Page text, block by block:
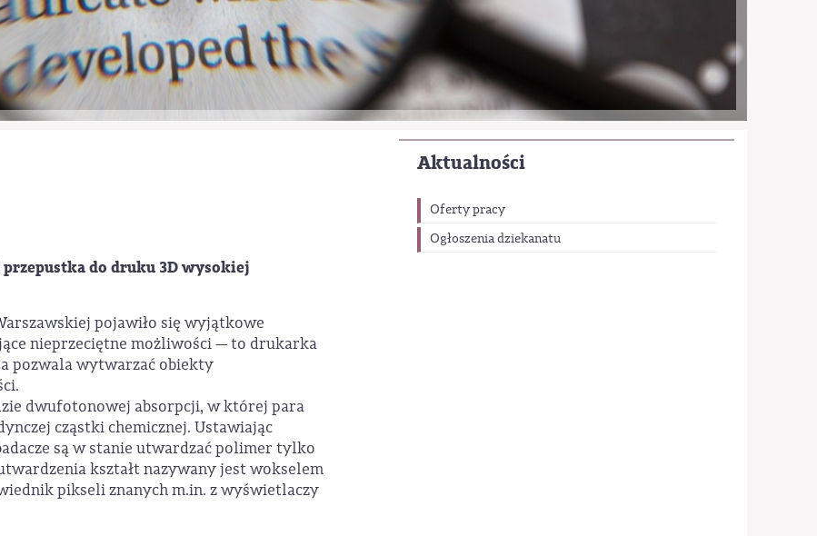
Aktualności
Oferty pracy
Ogłoszenia dziekanatu
przepustka do druku 3D wysokiej
pojawiło się wyjątkowe
nieprzeciętne możliwości — to drukarka
pozwala wytwarzać obiekty
dwufotonowej absorpcji, w której para
cząstki chemicznej. Ustawiając
są w stanie utwardzać polimer tylko
kształt nazywany jest wokselem
pikseli znanych m.in. z wyświetlaczy